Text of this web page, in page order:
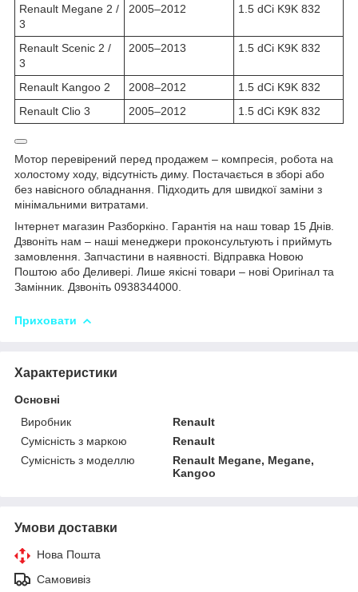
Renault Megane 2 /
3
2005–2012 1.5 dCi K9K 832
Renault Scenic 2 /
3
2005–2013 1.5 dCi K9K 832
Renault Kangoo 2 2008–2012
1.5 dCi K9K 832
Renault Clio 3
2005–2012 1.5 dCi K9K 832
Мотор перевірений перед продажем – компресія, робота на
холостому ходу, відсутність диму. Постачається в зборі або
без навісного обладнання. Підходить для швидкої заміни з
мінімальними витратами.
Інтернет магазин Разборкіно. Гарантія на наш товар 15 Днів.
Дзвоніть нам – наші менеджери проконсультують і приймуть
замовлення. Запчастини в наявності. Відправка Новою
Поштою або Деливері. Лише якісні товари – нові Оригінал та
Замінник. Дзвоніть 0938344000.
Приховати
Характеристики
Основні
Виробник
Renault
Сумісність з маркою
Renault
Сумісність з моделлю
Renault Megane, Megane,
Kangoo
Умови доставки
Нова Пошта
Самовивіз